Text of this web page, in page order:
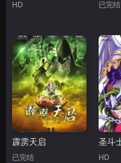
HD 已完结
霹雳天启
已完结 HD